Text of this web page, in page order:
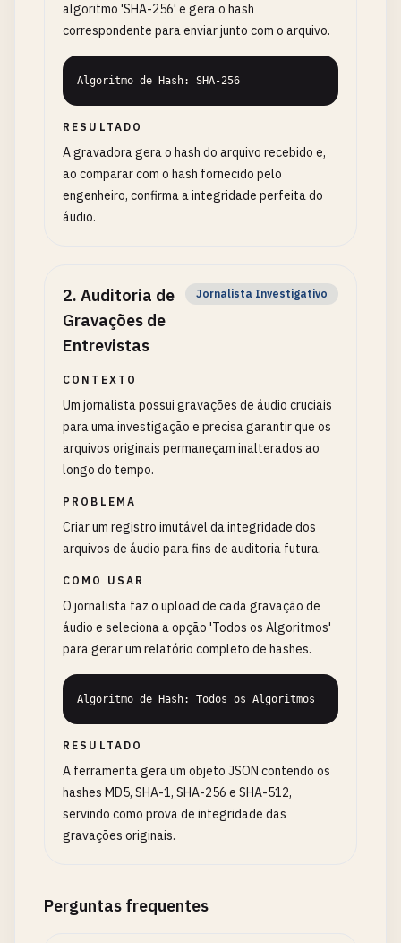
algoritmo 'SHA-256' e gera o hash
correspondente para enviar junto com o arquivo.
Algoritmo de Hash: SHA-256
RESULTADO
A gravadora gera o hash do arquivo recebido e,
ao comparar com o hash fornecido pelo
engenheiro, confirma a integridade perfeita do
áudio.
2. Auditoria de
Gravações de
Entrevistas
Jornalista Investigativo
CONTEXTO
Um jornalista possui gravações de áudio cruciais
para uma investigação e precisa garantir que os
arquivos originais permaneçam inalterados ao
longo do tempo.
PROBLEMA
Criar um registro imutável da integridade dos
arquivos de áudio para fins de auditoria futura.
COMO USAR
O jornalista faz o upload de cada gravação de
áudio e seleciona a opção 'Todos os Algoritmos'
para gerar um relatório completo de hashes.
Algoritmo de Hash: Todos os Algoritmos
RESULTADO
A ferramenta gera um objeto JSON contendo os
hashes MD5, SHA-1, SHA-256 e SHA-512,
servindo como prova de integridade das
gravações originais.
Perguntas frequentes